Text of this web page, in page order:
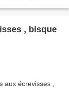
, bisque